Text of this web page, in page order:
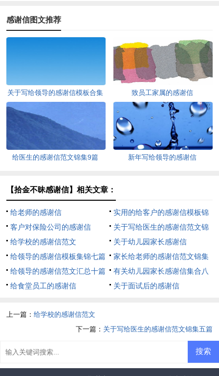
感谢信图文推荐
关于写给领导的感谢信模板合集
致员工家属的感谢信
给医生的感谢信范文锦集9篇 新年写给领导的感谢信
【拾金不昧感谢信】相关文章：
给老师的感谢信
实用的给客户的感谢信模板锦
集八篇
客户对保险公司的感谢信
关于写给医生的感谢信范文锦
集五篇
给学校的感谢信范文
关于幼儿园家长感谢信
给领导的感谢信模板集锦七篇
家长给老师的感谢信范文锦集
九篇
给领导的感谢信范文汇总十篇
有关幼儿园家长感谢信集合八
篇
给食堂员工的感谢信 关于面试后的感谢信
上一篇：给学校的感谢信范文
下一篇： 关于写给医生的感谢信范文锦集五篇